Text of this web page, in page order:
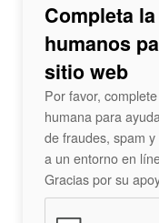
Completa
humanos
sitio web
Por favor,
humana para
de fraudes, spam
a un entorno en
Gracias por su